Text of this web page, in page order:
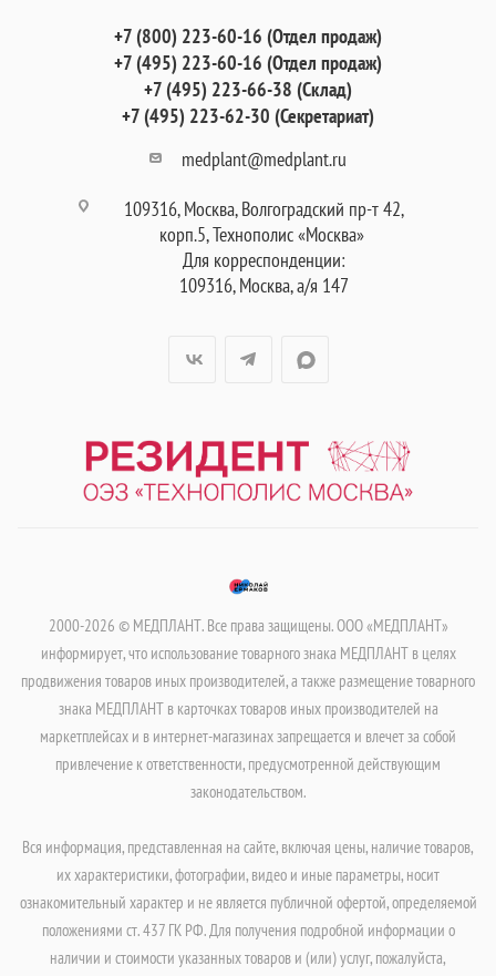
+7 (800) 223-60-16 (Отдел продаж)
+7 (495) 223-60-16 (Отдел продаж)
+7 (495) 223-66-38 (Склад)
+7 (495) 223-62-30 (Секретариат)
medplant@medplant.ru
109316, Москва, Волгоградский пр-т 42,
корп.5, Технополис «Москва»
Для корреспонденции:
109316, Москва, а/я 147
2000-2026 © МЕДПЛАНТ. Все права защищены. ООО «МЕДПЛАНТ»
информирует, что использование товарного знака МЕДПЛАНТ в целях
продвижения товаров иных производителей, а также размещение товарного
знака МЕДПЛАНТ в карточках товаров иных производителей на
маркетплейсах и в интернет-магазинах запрещается и влечет за собой
привлечение к ответственности, предусмотренной действующим
законодательством.
Вся информация, представленная на сайте, включая цены, наличие товаров,
их характеристики, фотографии, видео и иные параметры, носит
ознакомительный характер и не является публичной офертой, определяемой
положениями ст. 437 ГК РФ. Для получения подробной информации о
наличии и стоимости указанных товаров и (или) услуг, пожалуйста,